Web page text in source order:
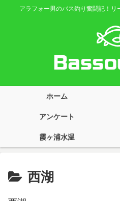
アラフォー男のバス釣り奮闘記！
ホーム
アンケート
霞ヶ浦水温
西湖